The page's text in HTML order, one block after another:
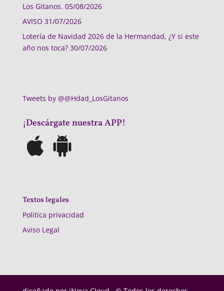
Los Gitanos. 05/08/2026
AVISO 31/07/2026
Lotería de Navidad 2026 de la Hermandad, ¿Y si este
año nos toca? 30/07/2026
Tweets by @@Hdad_LosGitanos
¡Descárgate nuestra APP!
Textos legales
Politica privacidad
Aviso Legal